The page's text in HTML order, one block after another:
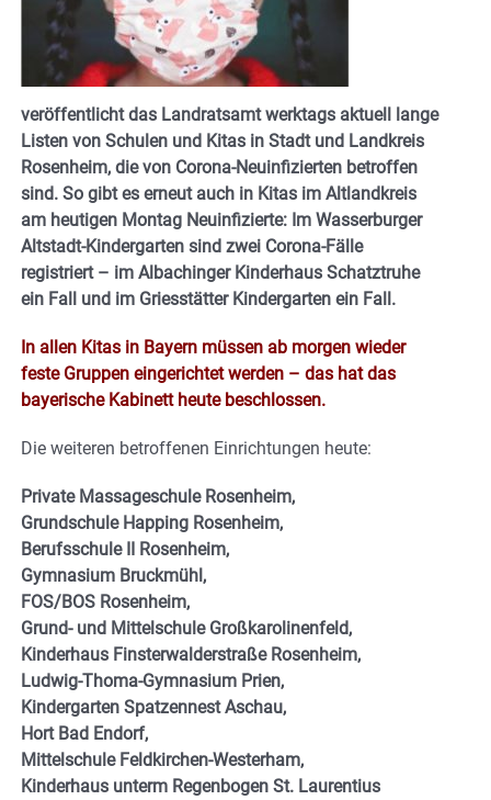
veröffentlicht das Landratsamt werktags aktuell lange
Listen von Schulen und Kitas in Stadt und Landkreis
Rosenheim, die von Corona-Neuinfizierten betroffen
sind. So gibt es erneut auch in Kitas im Altlandkreis
am heutigen Montag Neuinfizierte: Im Wasserburger
Altstadt-Kindergarten sind zwei Corona-Fälle
registriert – im Albachinger Kinderhaus Schatztruhe
ein Fall und im Griesstätter Kindergarten ein Fall.
In allen Kitas in Bayern müssen ab morgen wieder
feste Gruppen eingerichtet werden – das hat das
bayerische Kabinett heute beschlossen.
Die weiteren betroffenen Einrichtungen heute:
Private Massageschule Rosenheim,
Grundschule Happing Rosenheim,
Berufsschule II Rosenheim,
Gymnasium Bruckmühl,
FOS/BOS Rosenheim,
Grund- und Mittelschule Großkarolinenfeld,
Kinderhaus Finsterwalderstraße Rosenheim,
Ludwig-Thoma-Gymnasium Prien,
Kindergarten Spatzennest Aschau,
Hort Bad Endorf,
Mittelschule Feldkirchen-Westerham,
Kinderhaus unterm Regenbogen St. Laurentius